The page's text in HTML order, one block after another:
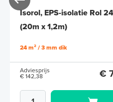
Isorol, EPS-isolatie Rol
(20m x 1,2m)
24 m² / 3 mm dik
Adviesprijs
€ 142,38
€